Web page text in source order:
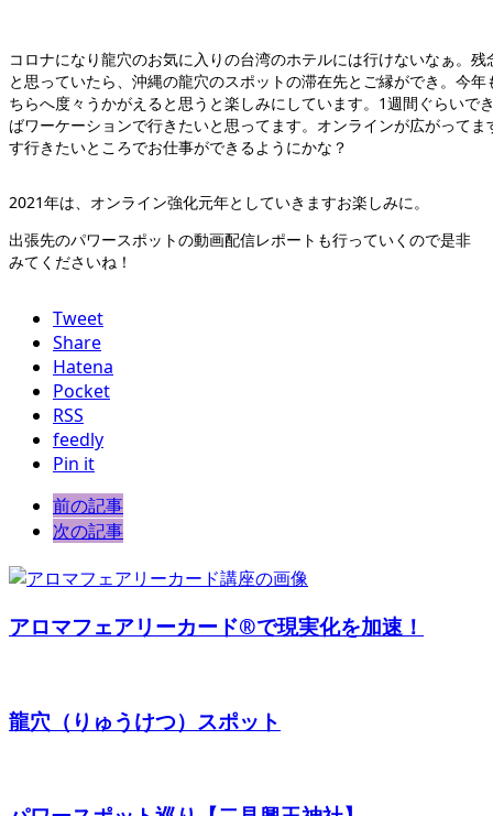
コロナになり龍穴のお気に入りの台湾のホテルには行けないなぁ。残
と思っていたら、沖縄の龍穴のスポットの滞在先とご縁ができ。今年
ちらへ度々うかがえると思うと楽しみにしています。1週間ぐらいで
ばワーケーションで行きたいと思ってます。オンラインが広がってま
す行きたいところでお仕事ができるようにかな？
2021年は、オンライン強化元年としていきますお楽しみに。
出張先のパワースポットの動画配信レポートも行っていくので是非
みてくださいね！
Tweet
Share
Hatena
Pocket
RSS
feedly
Pin it
前の記事
次の記事
アロマフェアリーカード®で現実化を加速！
龍穴（りゅうけつ）スポット